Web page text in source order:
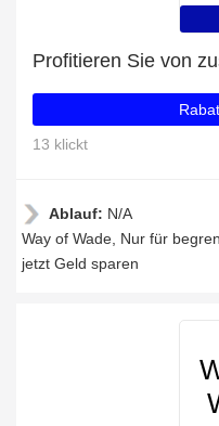
Profitieren Sie von
13 klickt
Ablauf: N/A
Way of Wade, Nur für
jetzt Geld sparen